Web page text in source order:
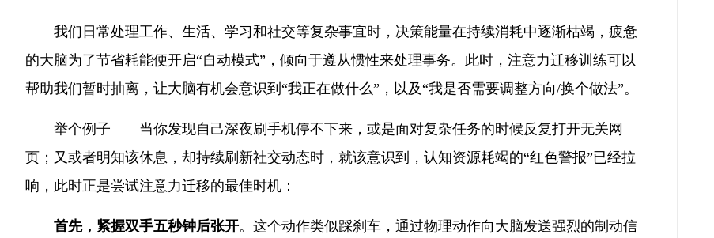
我们日常处理工作、生活、学习和社交等复杂事宜时，决策能量在持续消耗中逐渐枯竭，疲惫
的大脑为了节省耗能便开启“自动模式”，倾向于遵从惯性来处理事务。此时，注意力迁移训练可以
帮助我们暂时抽离，让大脑有机会意识到“我正在做什么”，以及“我是否需要调整方向/换个做法”。
举个例子——当你发现自己深夜刷手机停不下来，或是面对复杂任务的时候反复打开无关网
页；又或者明知该休息，却持续刷新社交动态时，就该意识到，认知资源耗竭的“红色警报”已经拉
响，此时正是尝试注意力迁移的最佳时机：
首先，紧握双手五秒钟后张开。这个动作类似踩刹车，通过物理动作向大脑发送强烈的制动信